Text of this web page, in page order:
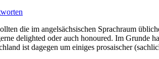
die im angelsächsischen Sprachraum
delighted oder auch honoured. Im Grunde
ist dagegen um einiges prosaischer